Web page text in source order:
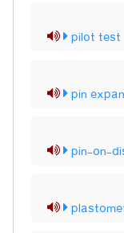
pilot test
pin
pin-on-